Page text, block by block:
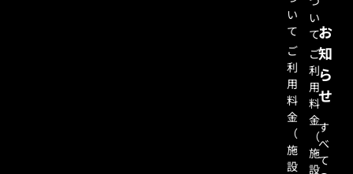
い
て
ご
利
用
料
金
（
施
設
い
て
ご
利
用
料
金
（
施
設
お
知
ら
せ
す
べ
て